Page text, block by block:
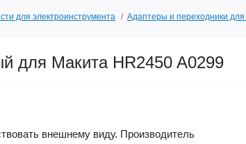
для электроинструмента Адаптеры и переходники для
для Макита HR2450 A0299
внешнему виду. Производитель